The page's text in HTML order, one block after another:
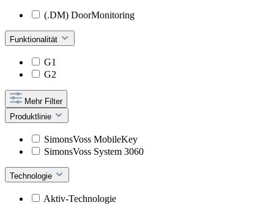
(.DM) DoorMonitoring
Funktionalität
G1
G2
Mehr Filter
Produktlinie
SimonsVoss MobileKey
SimonsVoss System 3060
Technologie
Aktiv-Technologie